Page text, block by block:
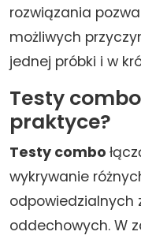
rozwiązania
możliwych
jednej próbki i w
Testy
praktyce?
Testy combo
wykrywanie
odpowiedzialnych
oddechowych. W